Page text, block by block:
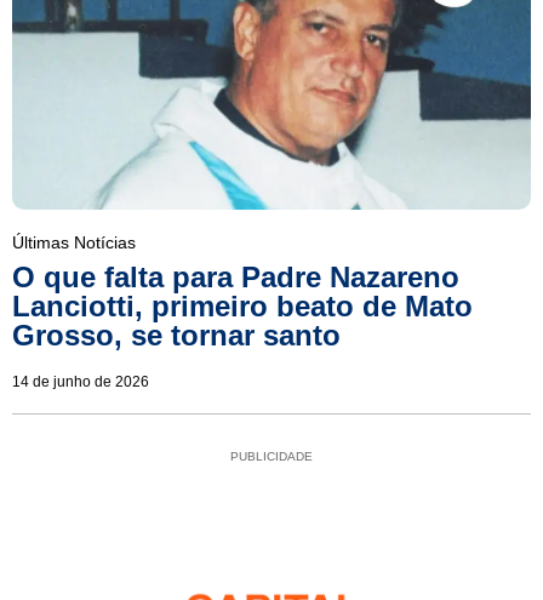
Últimas Notícias
O que falta para Padre Nazareno
Lanciotti, primeiro beato de Mato
Grosso, se tornar santo
14 de junho de 2026
PUBLICIDADE